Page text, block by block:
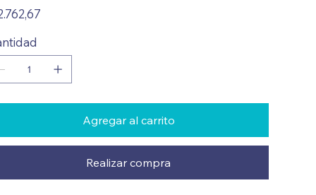
Agregar al carrito
Realizar compra